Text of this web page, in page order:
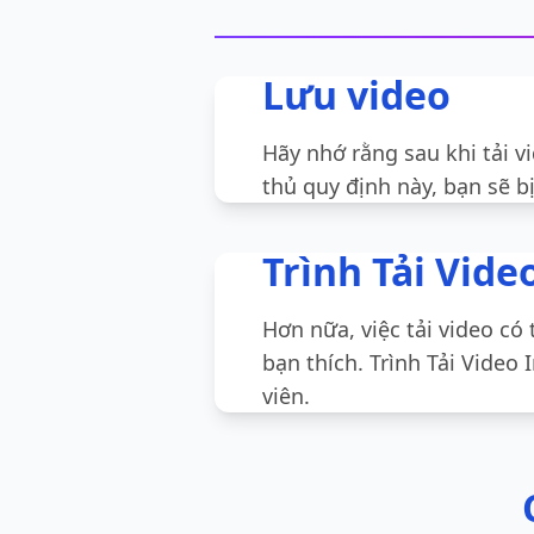
Lưu video
Hãy nhớ rằng sau khi tải
thủ quy định này, bạn sẽ
Trình Tải
Hơn nữa, việc tải video
bạn thích. Trình Tải
viên.